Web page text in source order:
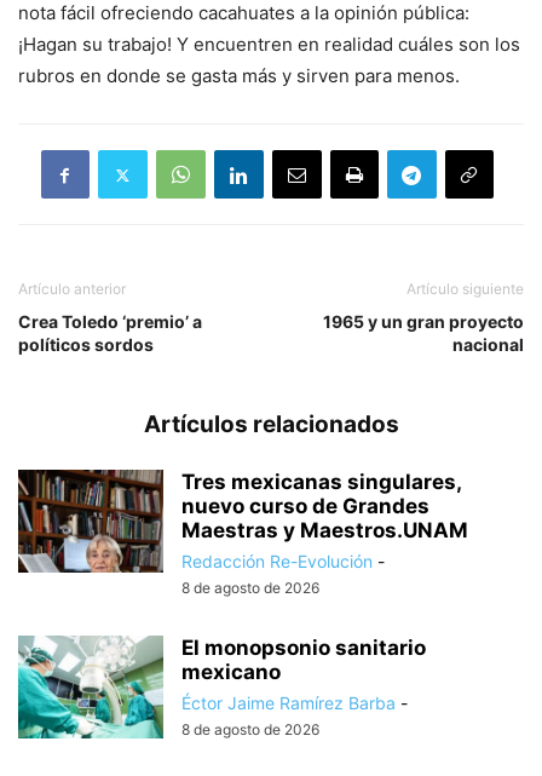
nota fácil ofreciendo cacahuates a la opinión pública:
¡Hagan su trabajo! Y encuentren en realidad cuáles son los
rubros en donde se gasta más y sirven para menos.
Artículo anterior
Crea Toledo ‘premio’ a
políticos sordos
Artículo siguiente
1965 y un gran proyecto
nacional
Artículos relacionados
Tres mexicanas singulares,
nuevo curso de Grandes
Maestras y Maestros.UNAM
Redacción Re-Evolución -
8 de agosto de 2026
El monopsonio sanitario
mexicano
Éctor Jaime Ramírez Barba -
8 de agosto de 2026